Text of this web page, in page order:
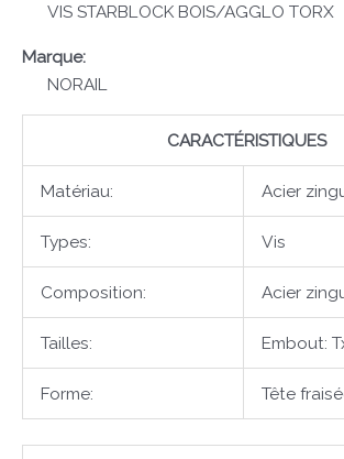
VIS STARBLOCK BOIS/AGGLO TORX
Marque:
NORAIL
CARACTÉRISTIQUES
Matériau: Acier
Types: Vis
Composition: Acier
Tailles: Embout:
Forme: Tête